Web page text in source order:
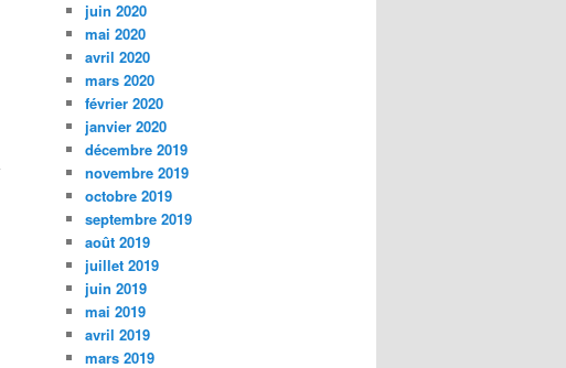
juin 2020
mai 2020
avril 2020
mars 2020
février 2020
janvier 2020
décembre 2019
novembre 2019
octobre 2019
septembre 2019
août 2019
juillet 2019
juin 2019
mai 2019
avril 2019
mars 2019